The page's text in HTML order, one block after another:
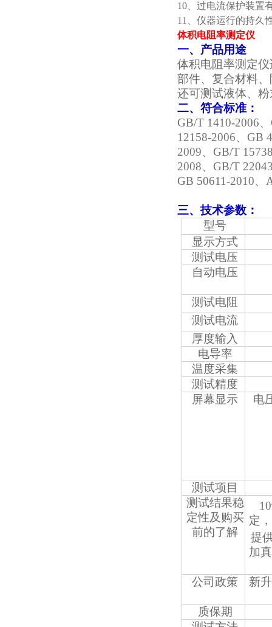
10、过电流保护装置
11、仪器运行的持久
体积电阻率测定仪
一、产品用途
体积电阻率测定
部件、复合材料
还可测试液体、
二、符合标准：
GB/T 1410-2006、
12158-2006、 GB
2009、 GB/T
2008、 GB/T
GB 50611-2010、
三、技术参数：
型号
显示方式
测试电压
自动电压
测试电阻
测试电流
厚度输入
电导率
温度采集
测试精度
屏幕显示
电
测试项目
测试结果稳
定性及购买
前的了解
10
定
提
加
公司政策 新
质保期